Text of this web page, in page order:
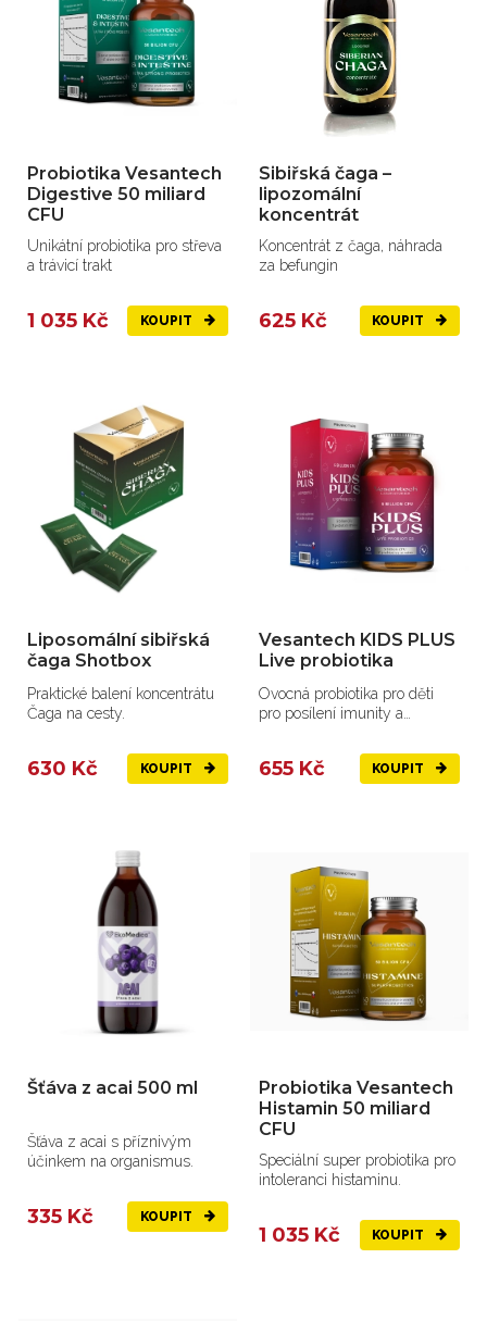
Probiotika Vesantech
Digestive 50 miliard
CFU
Unikátní probiotika pro střeva
a trávicí trakt
1 035 Kč KOUPIT
Sibiřská čaga –
lipozomální
koncentrát
Koncentrát z čaga, náhrada
za befungin
625 Kč KOUPIT
Liposomální sibiřská
čaga Shotbox
Praktické balení koncentrátu
Čaga na cesty.
630 Kč KOUPIT
Vesantech KIDS PLUS
Live probiotika
Ovocná probiotika pro děti
pro posílení imunity a
655 Kč KOUPIT
Šťáva z acai 500 ml
Šťáva z acai s příznivým
účinkem na organismus.
335 Kč KOUPIT
Probiotika Vesantech
Histamin 50 miliard
CFU
Speciální super probiotika pro
intoleranci histaminu.
1 035 Kč KOUPIT